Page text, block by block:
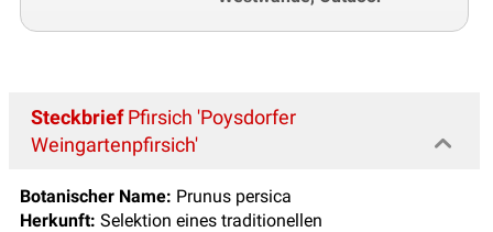
SteckbriefPfirsich 'Poysdorfer
Weingartenpfirsich'
Botanischer Name: Prunus persica
Herkunft: Selektion eines traditionellen